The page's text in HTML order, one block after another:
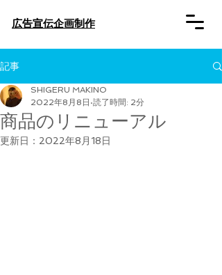
​広告宣伝企画制作
記事
商品のリニューアル
SHIGERU MAKINO
2022年8月8日 読了時間: 2分
更新日： 2022年8月18日